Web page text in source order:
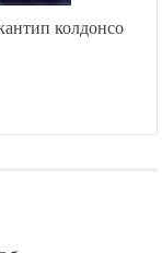
колдонсо